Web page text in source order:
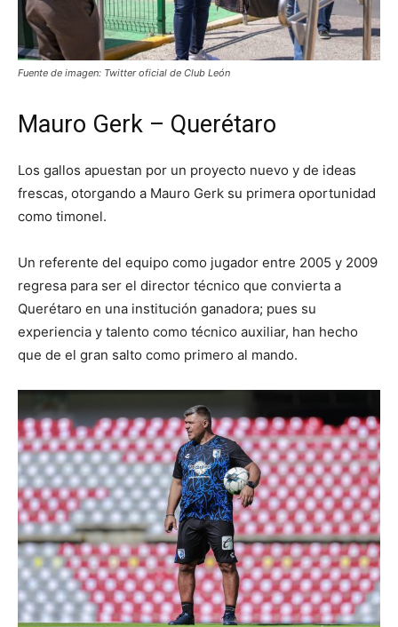
Fuente de imagen: Twitter oficial de Club León
Mauro Gerk – Querétaro
Los gallos apuestan por un proyecto nuevo y de ideas
frescas, otorgando a Mauro Gerk su primera oportunidad
como timonel.
Un referente del equipo como jugador entre 2005 y 2009
regresa para ser el director técnico que convierta a
Querétaro en una institución ganadora; pues su
experiencia y talento como técnico auxiliar, han hecho
que de el gran salto como primero al mando.